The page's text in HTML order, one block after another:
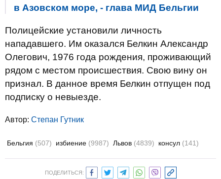
в Азовском море, - глава МИД Бельгии
Полицейские установили личность
нападавшего. Им оказался Белкин Александр
Олегович, 1976 года рождения, проживающий
рядом с местом происшествия. Свою вину он
признал. В данное время Белкин отпущен под
подписку о невыезде.
Автор: Степан Гутник
Бельгия (507) избиение (9987) Львов (4839) консул (141)
ПОДЕЛИТЬСЯ: